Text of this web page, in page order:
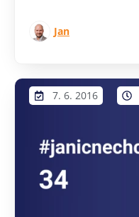
Jan
7. 6. 2016